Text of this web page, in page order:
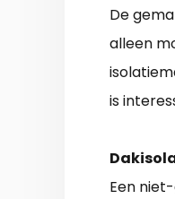
De
alleen
is
Een